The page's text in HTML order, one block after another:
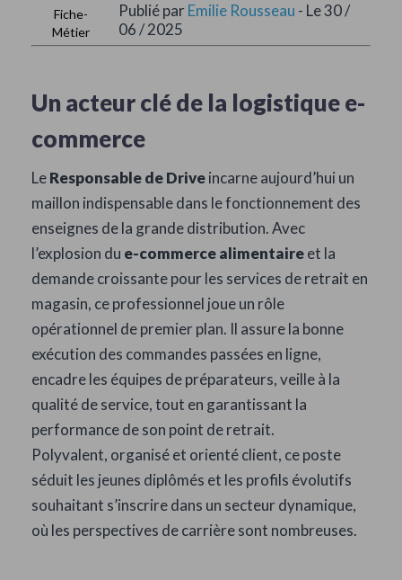
Fiche-
Métier
Publié parEmilie Rousseau - Le 30 /
06 / 2025
Un acteur clé de la logistique e-
commerce
LeResponsable de Driveincarne aujourd’hui un
maillon indispensable dans le fonctionnement des
enseignes de la grande distribution. Avec
l’explosion du e-commerce alimentaireet la
demande croissante pour les services de retrait en
magasin, ce professionnel joue un rôle
opérationnel de premier plan. Il assure la bonne
exécution des commandes passées en ligne,
encadre les équipes de préparateurs, veille à la
qualité de service, tout en garantissant la
performance de son point de retrait.
Polyvalent, organisé et orienté client, ce poste
séduit les jeunes diplômés et les profils évolutifs
souhaitant s’inscrire dans un secteur dynamique,
où les perspectives de carrière sont nombreuses.